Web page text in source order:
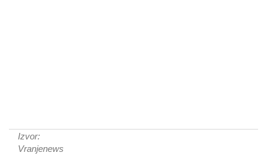
Izvor:
Vranjenews